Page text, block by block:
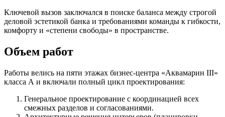
Ключевой вызов заключался в поиске баланса между строгой
деловой эстетикой банка и требованиями команды к гибкости,
комфорту и «степени свободы» в пространстве.
Объем работ
Работы велись на пяти этажах бизнес-центра «Аквамарин III»
класса А и включали полный цикл проектирования:
Генеральное проектирование с координацией всех
смежных разделов и согласованиями.